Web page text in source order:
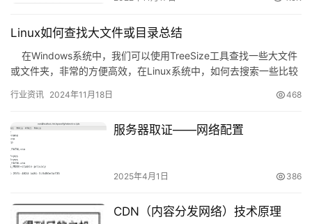
Linux如何查找大文件或目录总结
在Windows系统中，我们可以使用TreeSize工具查找一些大文件
或文件夹，非常的方便高效，在Linux系统中，如何去搜索一些比较
行业资讯 2024年11月18日 468
服务器取证——网络配置
2025年4月1日 386
CDN（内容分发网络）技术原理